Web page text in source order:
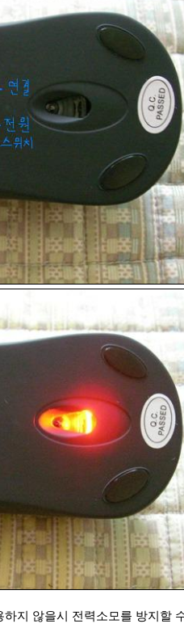
지 않을시 전력소모를 방지할